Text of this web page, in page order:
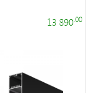
13 890.00